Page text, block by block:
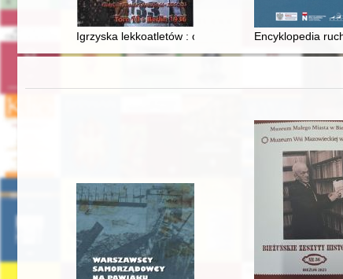
Igrzyska lekkoatletów : olimpijska historiaEncyklopedia